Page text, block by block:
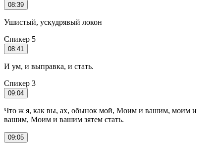
08:39
Ушистый, ускудрявый локон
Спикер 5
08:41
И ум, и выправка, и стать.
Спикер 3
09:04
Что ж я, как вы, ах, обынок мой, Моим и вашим, моим и
вашим, Моим и вашим зятем стать.
09:05